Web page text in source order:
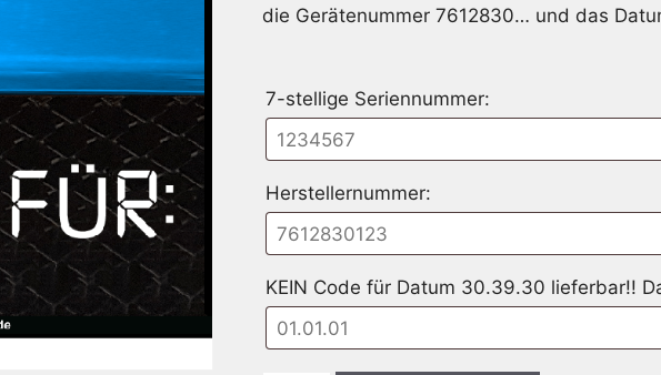
die Gerätenummer 7612830… und das
7-stellige Seriennummer:
Herstellernummer:
KEIN Code für Datum 30.39.30 lieferbar!!